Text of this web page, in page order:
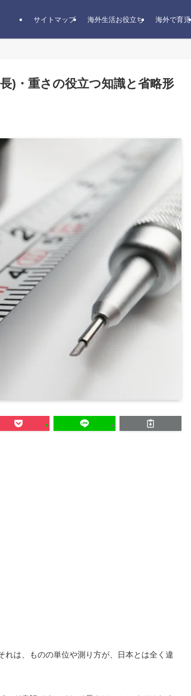
サイトマップ 海外生活お役立ち 海外で育児
)・重さの役立つ知識と省略形
は、ものの単位や測り方が、日本とは全く違